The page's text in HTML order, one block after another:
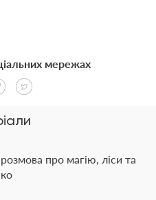
про магію, ліси та
мережах